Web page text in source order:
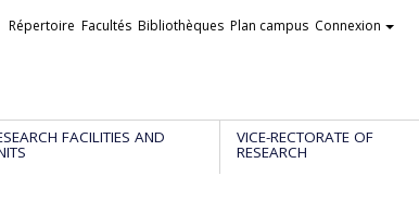
Liens
Répertoire Facultés Bibliothèques Plan campus Connexion
FACILITIES AND VICE-RECTORATE OF
RESEARCH